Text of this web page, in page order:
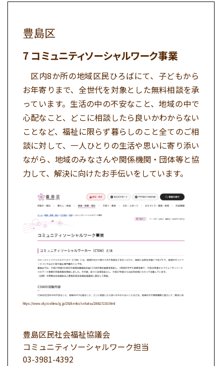
豊島区
コミュニティソーシャルワーク事業
区内8か所の地域区民ひろばにて、子どもから
お年寄りまで、全世代を対象とした無料相談を承
っています。生活の中の不安なこと、地域の中で
心配なこと、どこに相談したら良いかわからない
ことなど、福祉に限らず暮らしのこと全てのご相
談に対して、一人ひとりの生活や思いに寄り添い
ながら、地域のみなさんや関係機関・団体等と協
力して、解決に向けたお手伝いをしています。
https://www.city.toshima.lg.jp/158/kenko/sekatsu/2008171333.html
豊島区民社会福祉協議会
コミュニティソーシャルワーク担当
03-3981-4392